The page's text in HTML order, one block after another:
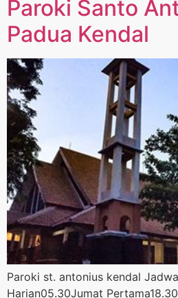
Paroki Santo
Padua Kendal
Paroki st. antonius kendal
Harian05.30Jumat